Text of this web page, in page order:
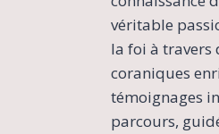
véritable
la foi à travers
coraniques
témoignages
parcours,